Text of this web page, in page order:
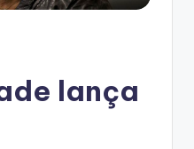
lança